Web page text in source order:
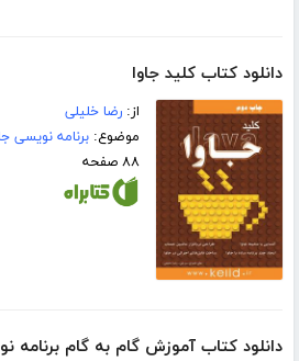
دانلود کتاب کلید جاوا
از:رضا خلیلی
موضوع:برنامه نویسی
۸۸ صفحه
دانلود کتاب آموزش گام به گام برنامه